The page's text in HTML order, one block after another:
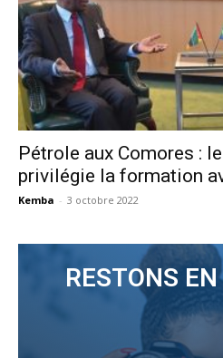
Pétrole aux Comores :
privilégie la formation
Kemba - 3 octobre 2022
RESTONS